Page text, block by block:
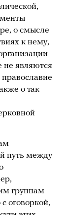
о смысле
к нему,
не являются
о так
путь между
группам
оговоркой,